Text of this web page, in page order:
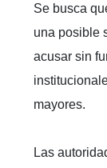
Se busca
una posible
acusar sin
mayores.
Las